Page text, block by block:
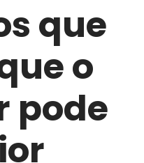
que
o
pode